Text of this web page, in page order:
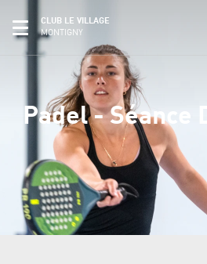
CLUB LE VILLAGE
MONTIGNY
Padel - Séance